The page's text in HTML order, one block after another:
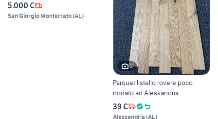
5.000 €
San Giorgio Monferrato(AL)
2
Parquet listello rovere poco
nodato ad Alessandria
39 €
Alessandria (AL)